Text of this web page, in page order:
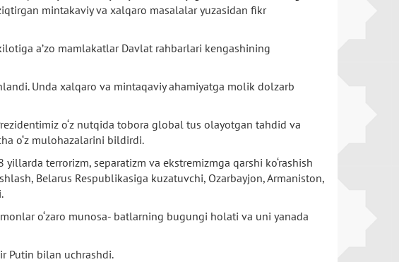
mintakaviy va xalqaro masalalar yuzasidan fikr
a’zo mamlakatlar Davlat rahbarlari kengashining
Unda xalqaro va mintaqaviy ahamiyatga molik dolzarb
o‘z nutqida tobora global tus olayotgan tahdid va
o‘z mulohazalarini bildirdi.
terrorizm, separatizm va ekstremizmga qarshi ko‘rashish
Belarus Respublikasiga kuzatuvchi, Ozarbayjon, Armaniston,
o‘zaro munosa- batlarning bugungi holati va uni yanada
Putin bilan uchrashdi.